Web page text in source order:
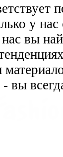
у
вы
вы